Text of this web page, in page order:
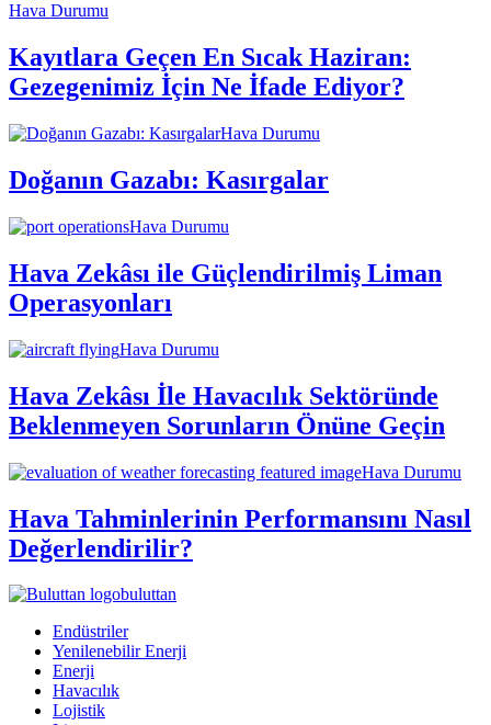
Hava Durumu
Kayıtlara Geçen En Sıcak Haziran:
Gezegenimiz İçin Ne İfade Ediyor?
Hava Durumu
Doğanın Gazabı: Kasırgalar
Hava Durumu
Hava Zekâsı ile Güçlendirilmiş Liman
Operasyonları
Hava Durumu
Hava Zekâsı İle Havacılık Sektöründe
Beklenmeyen Sorunların Önüne Geçin
Hava Durumu
Hava Tahminlerinin Performansını Nasıl
Değerlendirilir?
buluttan
Endüstriler
Yenilenebilir Enerji
Enerji
Havacılık
Lojistik